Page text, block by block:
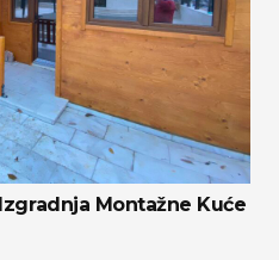
Montažne Kuće